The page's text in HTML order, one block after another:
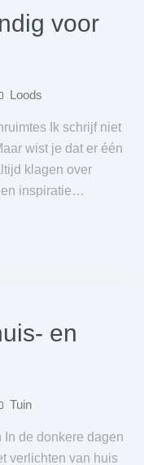
voor
Loods
Ik schrijf niet
wist je dat er één
klagen over
inspiratie…
en
Tuin
In de donkere dagen
verlichten van huis